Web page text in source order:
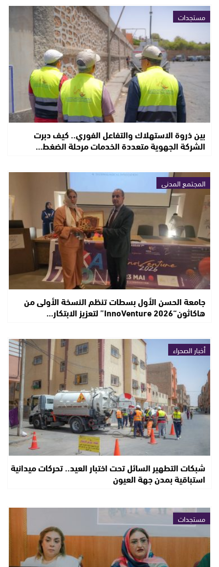
مستجدات
بين ذروة الاستهلاك والتفاعل الفوري.. كيف دبرت
الشركة الجهوية متعددة الخدمات مرحلة الضغط…
المجتمع المدني
جامعة الحسن الأول بسطات تنظم النسخة الأولى من
هاكاثون“InnoVenture 2026” لتعزيز الابتكار…
أخبار الصحراء
شبكات التطهير السائل تحت اختبار العيد.. تحركات ميدانية
استباقية بمدن جهة العيون
مستجدات